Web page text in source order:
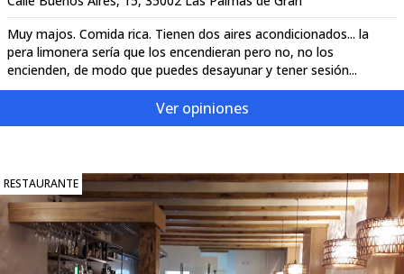
Muy majos. Comida rica. Tienen dos aires acondicionados... la
pera limonera sería que los encendieran pero no, no los
encienden, de modo que puedes desayunar y tener sesión...
Ver opiniones
RESTAURANTE